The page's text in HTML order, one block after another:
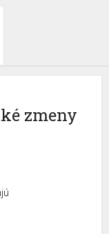
zmeny